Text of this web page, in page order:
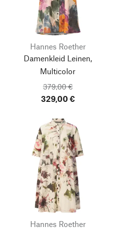
Hannes Roether
Damenkleid Leinen,
Multicolor
379,00 €
329,00 €
Hannes Roether